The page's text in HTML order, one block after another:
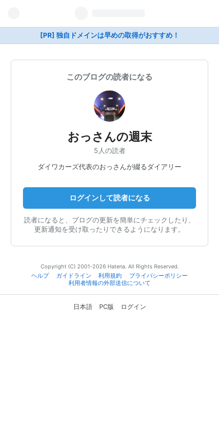
[PR] 独自ドメインは早めの取得がおすすめ！
このブログの読者になる
おっさんの週末
5人の読者
ダイワカーズ代表のおっさんが綴るダイアリー
ログインして読者になる
読者になると、ブログの更新を簡単にチェックしたり、
更新通知を受け取ったりできるようになります。
Copyright (C) 2001-2026 Hatena. All Rights Reserved.
ヘルプ
ガイドライン 利用規約
プライバシーポリシー
利用者情報の外部送信について
日本語 PC版 ログイン